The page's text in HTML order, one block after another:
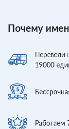
Почему
Перевели
19000
Работаем